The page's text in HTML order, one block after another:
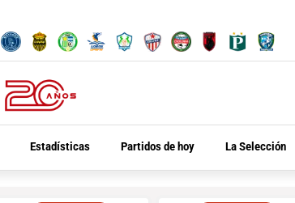
Estadísticas Partidos de hoy La Selección